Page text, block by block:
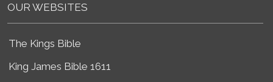
OUR WEBSITES
The Kings Bible
King James Bible 1611